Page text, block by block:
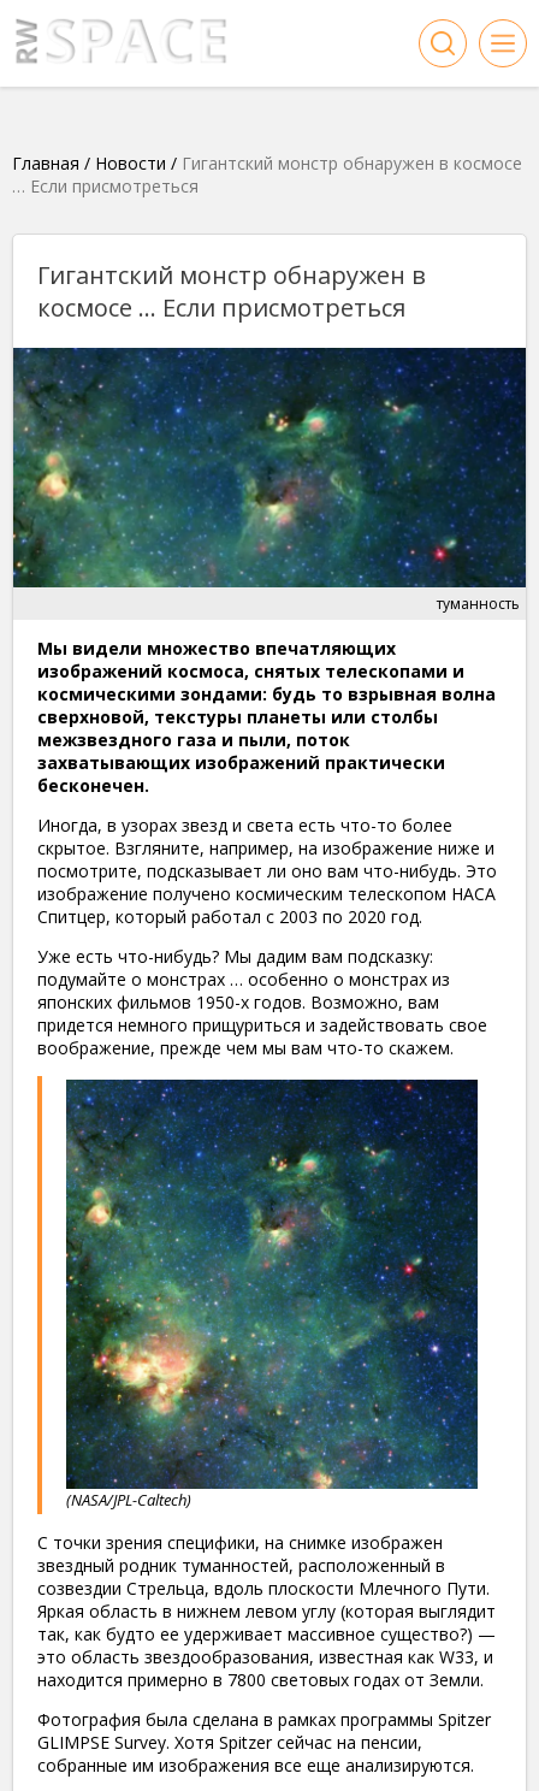
Главная / Новости / Гигантский монстр обнаружен в космосе
… Если присмотреться
Гигантский монстр обнаружен в
космосе … Если присмотреться
туманность
Мы видели множество впечатляющих
изображений космоса, снятых телескопами и
космическими зондами: будь то взрывная волна
сверхновой, текстуры планеты или столбы
межзвездного газа и пыли, поток
захватывающих изображений практически
бесконечен.
Иногда, в узорах звезд и света есть что-то более
скрытое. Взгляните, например, на изображение ниже и
посмотрите, подсказывает ли оно вам что-нибудь. Это
изображение получено космическим телескопом НАСА
Спитцер, который работал с 2003 по 2020 год.
Уже есть что-нибудь? Мы дадим вам подсказку:
подумайте о монстрах … особенно о монстрах из
японских фильмов 1950-х годов. Возможно, вам
придется немного прищуриться и задействовать свое
воображение, прежде чем мы вам что-то скажем.
(NASA/JPL-Caltech)
С точки зрения специфики, на снимке изображен
звездный родник туманностей, расположенный в
созвездии Стрельца, вдоль плоскости Млечного Пути.
Яркая область в нижнем левом углу (которая выглядит
так, как будто ее удерживает массивное существо?) —
это область звездообразования, известная как W33, и
находится примерно в 7800 световых годах от Земли.
Фотография была сделана в рамках программы Spitzer
GLIMPSE Survey. Хотя Spitzer сейчас на пенсии,
собранные им изображения все еще анализируются.